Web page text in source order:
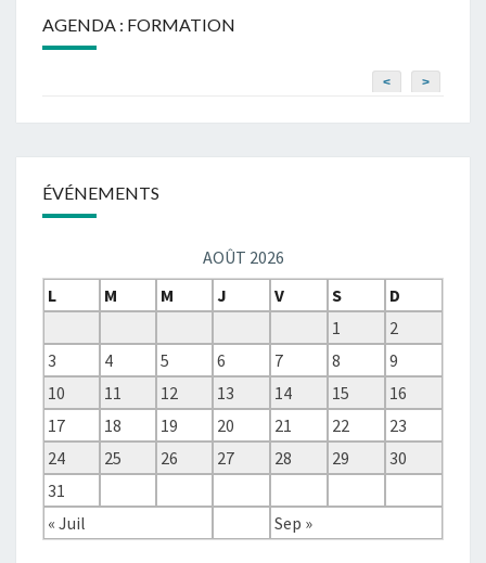
AGENDA : FORMATION
< >
ÉVÉNEMENTS
AOÛT 2026
L
M M J V S
D
1
2
3
4 5 6 7 8
9
10
11 12 13 14 15
16
17
18 19 20 21 22
23
24
25 26 27 28 29
30
31
« Juil
Sep »